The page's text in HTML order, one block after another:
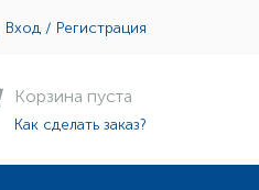
Вход / Регистрация
Корзина пуста
Как сделать заказ?